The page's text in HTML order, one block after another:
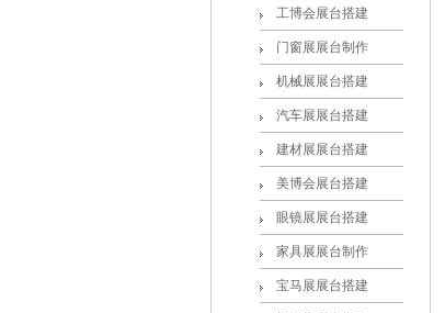
工博会展台搭建
门窗展展台制作
机械展展台搭建
汽车展展台搭建
建材展展台搭建
美博会展台搭建
眼镜展展台搭建
家具展展台制作
宝马展展台搭建